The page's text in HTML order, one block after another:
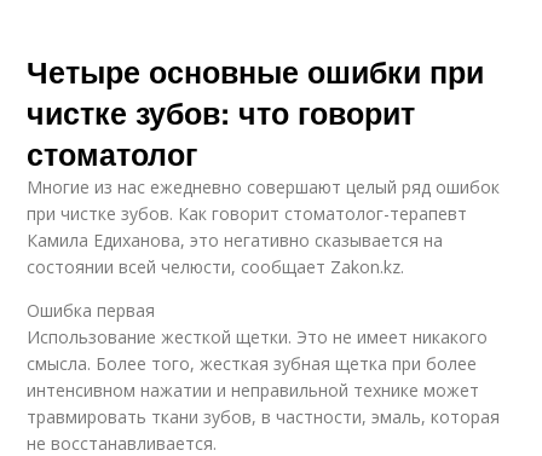
Четыре основные ошибки при
чистке зубов: что говорит
стоматолог
Многие из нас ежедневно совершают целый ряд ошибок
при чистке зубов. Как говорит стоматолог-терапевт
Камила Едиханова, это негативно сказывается на
состоянии всей челюсти, сообщает Zakon.kz.
Ошибка первая
Использование жесткой щетки. Это не имеет никакого
смысла. Более того, жесткая зубная щетка при более
интенсивном нажатии и неправильной технике может
травмировать ткани зубов, в частности, эмаль, которая
не восстанавливается.